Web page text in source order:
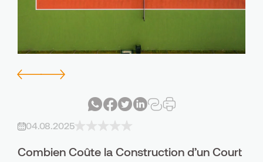
Avind IN - Système d'intérieur en PU
Avind MW - Système Extérieur en PU
Avind CC - Terre Battue
Avind PU Classeur
Avind EPDM
Avind SBR
Cours de Récréation
Zones Industrielles
Domaines Utilisation
04.08.2025
Combien Coûte la Construction d’un Court